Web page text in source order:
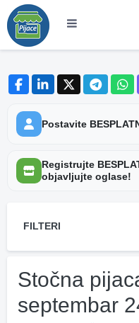
Postavite
Registrujte
objavljujte oglase!
FILTERI
Stočna
septembar